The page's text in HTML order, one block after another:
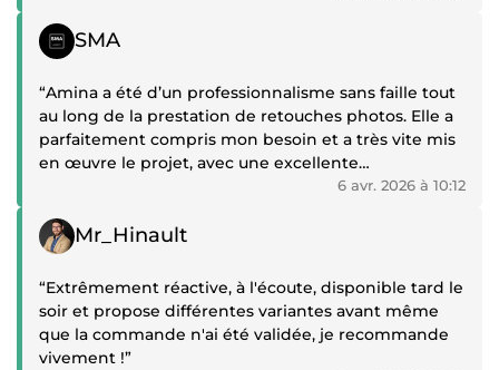
projets .”
Témoignage positif
SMA
“Amina a été d’un professionnalisme sans faille tout
au long de la prestation de retouches photos. Elle a
parfaitement compris mon besoin et a très vite mis
en œuvre le projet, avec une excellente
communication. Je recommande vivement !”
6 avr. 2026 à 10:12
Témoignage positif
Mr_Hinault
“Extrêmement réactive, à l'écoute, disponible tard le
soir et propose différentes variantes avant même
que la commande n'ai été validée, je recommande
vivement !”